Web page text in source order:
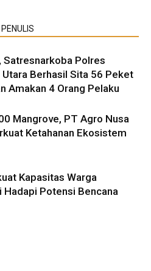
Satresnarkoba Polres
Berhasil Sita 56 Peket
Amakan 4 Orang Pelaku
Mangrove, PT Agro Nusa
Ketahanan Ekosistem
Kapasitas Warga
Hadapi Potensi Bencana